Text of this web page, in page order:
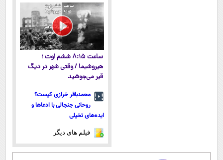
ساعت ۸:۱۵ ششم اوت ؛
هیروشیما / وقتی شهر در دیگ
قیر می‌جوشید
محمدباقر خرازی کیست؟
روحانی جنجالی با ادعاها و
ایده‌های تخیلی
فیلم های دیگر